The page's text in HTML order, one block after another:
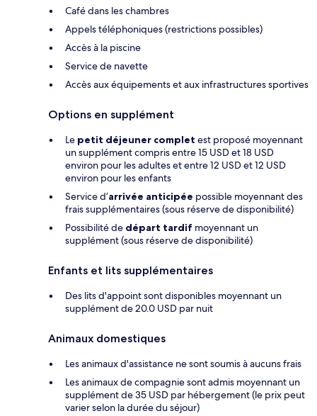
Café dans les chambres
Appels téléphoniques (restrictions possibles)
Accès à la piscine
Service de navette
Accès aux équipements et aux infrastructures sportives
Options en supplément
Le petit déjeuner complet est proposé moyennant
un supplément compris entre 15 USD et 18 USD
environ pour les adultes et entre 12 USD et 12 USD
environ pour les enfants
Service d’arrivée anticipée possible moyennant des
frais supplémentaires (sous réserve de disponibilité)
Possibilité de départ tardif moyennant un
supplément (sous réserve de disponibilité)
Enfants et lits supplémentaires
Des lits d'appoint sont disponibles moyennant un
supplément de 20.0 USD par nuit
Animaux domestiques
Les animaux d'assistance ne sont soumis à aucuns frais
Les animaux de compagnie sont admis moyennant un
supplément de 35 USD par hébergement (le prix peut
varier selon la durée du séjour)